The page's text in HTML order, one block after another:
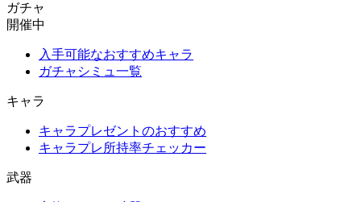
ガチャ
開催中
入手可能なおすすめキャラ
ガチャシミュ一覧
キャラ
キャラプレゼントのおすすめ
キャラプレ所持率チェッカー
武器